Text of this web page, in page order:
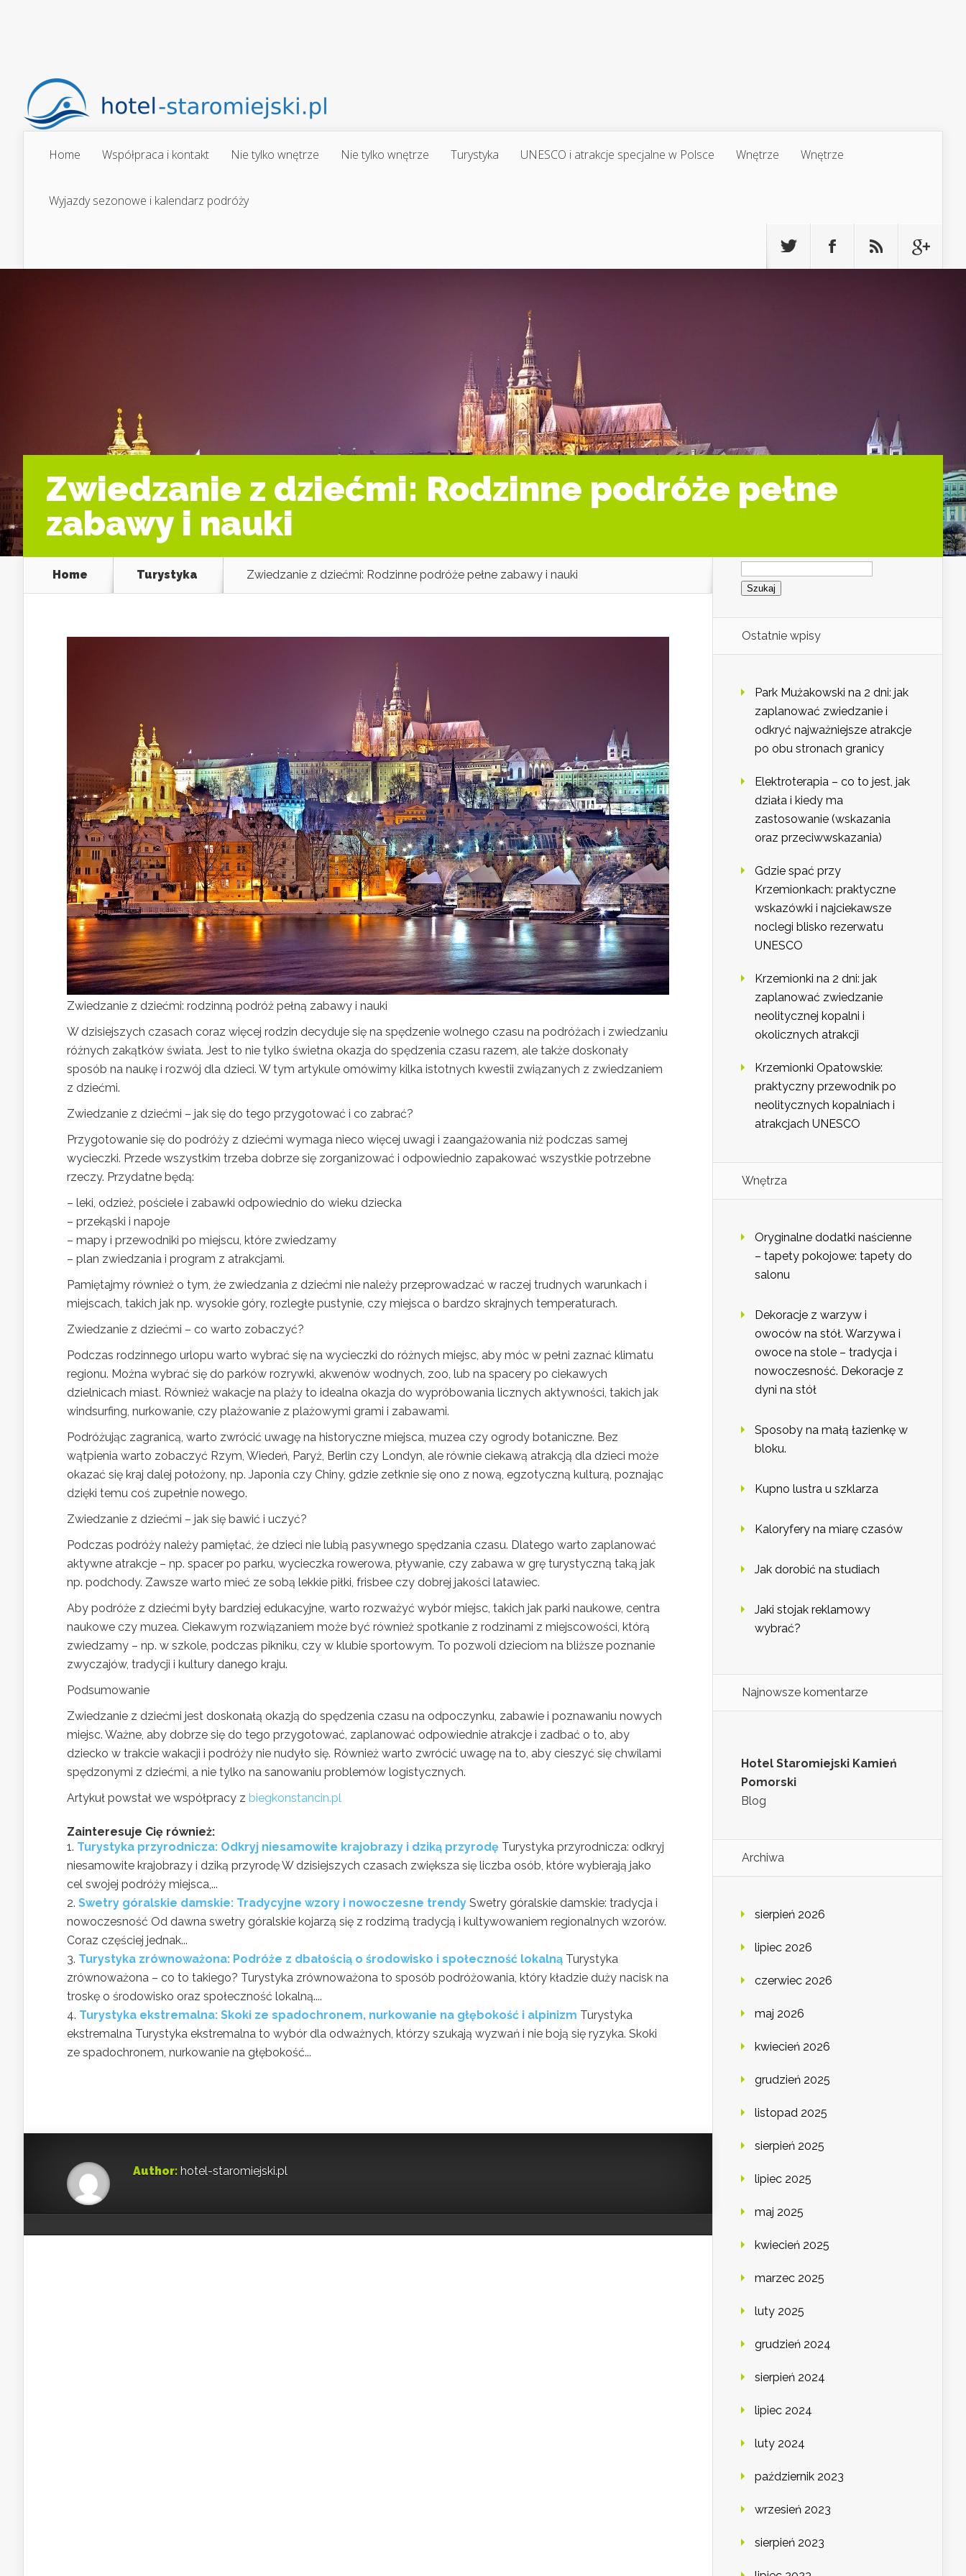
Home Współpraca i kontakt Nie tylko wnętrze Nie tylko wnętrze Turystyka UNESCO i atrakcje specjalne w Polsce Wnętrze Wnętrze
Wyjazdy sezonowe i kalendarz podróży
Zwiedzanie z dziećmi: Rodzinne podróże pełne
zabawy i nauki
Home Turystyka Zwiedzanie z dziećmi: Rodzinne podróże pełne zabawy i nauki
Zwiedzanie z dziećmi: rodzinną podróż pełną zabawy i nauki
W dzisiejszych czasach coraz więcej rodzin decyduje się na spędzenie wolnego czasu na podróżach i zwiedzaniu
różnych zakątków świata. Jest to nie tylko świetna okazja do spędzenia czasu razem, ale także doskonały
sposób na naukę i rozwój dla dzieci. W tym artykule omówimy kilka istotnych kwestii związanych z zwiedzaniem
z dziećmi.
Zwiedzanie z dziećmi – jak się do tego przygotować i co zabrać?
Przygotowanie się do podróży z dziećmi wymaga nieco więcej uwagi i zaangażowania niż podczas samej
wycieczki. Przede wszystkim trzeba dobrze się zorganizować i odpowiednio zapakować wszystkie potrzebne
rzeczy. Przydatne będą:
– leki, odzież, pościele i zabawki odpowiednio do wieku dziecka
– przekąski i napoje
– mapy i przewodniki po miejscu, które zwiedzamy
– plan zwiedzania i program z atrakcjami.
Pamiętajmy również o tym, że zwiedzania z dziećmi nie należy przeprowadzać w raczej trudnych warunkach i
miejscach, takich jak np. wysokie góry, rozległe pustynie, czy miejsca o bardzo skrajnych temperaturach.
Zwiedzanie z dziećmi – co warto zobaczyć?
Podczas rodzinnego urlopu warto wybrać się na wycieczki do różnych miejsc, aby móc w pełni zaznać klimatu
regionu. Można wybrać się do parków rozrywki, akwenów wodnych, zoo, lub na spacery po ciekawych
dzielnicach miast. Również wakacje na plaży to idealna okazja do wypróbowania licznych aktywności, takich jak
windsurfing, nurkowanie, czy plażowanie z plażowymi grami i zabawami.
Podróżując zagranicą, warto zwrócić uwagę na historyczne miejsca, muzea czy ogrody botaniczne. Bez
wątpienia warto zobaczyć Rzym, Wiedeń, Paryż, Berlin czy Londyn, ale równie ciekawą atrakcją dla dzieci może
okazać się kraj dalej położony, np. Japonia czy Chiny, gdzie zetknie się ono z nową, egzotyczną kulturą, poznając
dzięki temu coś zupełnie nowego.
Zwiedzanie z dziećmi – jak się bawić i uczyć?
Podczas podróży należy pamiętać, że dzieci nie lubią pasywnego spędzania czasu. Dlatego warto zaplanować
aktywne atrakcje – np. spacer po parku, wycieczka rowerowa, pływanie, czy zabawa w grę turystyczną taką jak
np. podchody. Zawsze warto mieć ze sobą lekkie piłki, frisbee czy dobrej jakości latawiec.
Aby podróże z dziećmi były bardziej edukacyjne, warto rozważyć wybór miejsc, takich jak parki naukowe, centra
naukowe czy muzea. Ciekawym rozwiązaniem może być również spotkanie z rodzinami z miejscowości, którą
zwiedzamy – np. w szkole, podczas pikniku, czy w klubie sportowym. To pozwoli dzieciom na bliższe poznanie
zwyczajów, tradycji i kultury danego kraju.
Podsumowanie
Zwiedzanie z dziećmi jest doskonałą okazją do spędzenia czasu na odpoczynku, zabawie i poznawaniu nowych
miejsc. Ważne, aby dobrze się do tego przygotować, zaplanować odpowiednie atrakcje i zadbać o to, aby
dziecko w trakcie wakacji i podróży nie nudyło się. Również warto zwrócić uwagę na to, aby cieszyć się chwilami
spędzonymi z dziećmi, a nie tylko na sanowaniu problemów logistycznych.
Artykuł powstał we współpracy z biegkonstancin.pl
Zainteresuje Cię również:
Turystyka przyrodnicza: Odkryj niesamowite krajobrazy i dziką przyrodę Turystyka przyrodnicza: odkryj
niesamowite krajobrazy i dziką przyrodę W dzisiejszych czasach zwiększa się liczba osób, które wybierają jako
cel swojej podróży miejsca,...
Swetry góralskie damskie: Tradycyjne wzory i nowoczesne trendy Swetry góralskie damskie: tradycja i
nowoczesność Od dawna swetry góralskie kojarzą się z rodzimą tradycją i kultywowaniem regionalnych wzorów.
Coraz częściej jednak...
Turystyka zrównoważona: Podróże z dbałością o środowisko i społeczność lokalną Turystyka
zrównoważona – co to takiego? Turystyka zrównoważona to sposób podróżowania, który kładzie duży nacisk na
troskę o środowisko oraz społeczność lokalną....
Turystyka ekstremalna: Skoki ze spadochronem, nurkowanie na głębokość i alpinizm Turystyka
ekstremalna Turystyka ekstremalna to wybór dla odważnych, którzy szukają wyzwań i nie boją się ryzyka. Skoki
ze spadochronem, nurkowanie na głębokość...
Author: hotel-staromiejski.pl
Szukaj:
Ostatnie wpisy
Park Mużakowski na 2 dni: jak
zaplanować zwiedzanie i
odkryć najważniejsze atrakcje
po obu stronach granicy
Elektroterapia – co to jest, jak
działa i kiedy ma
zastosowanie (wskazania
oraz przeciwwskazania)
Gdzie spać przy
Krzemionkach: praktyczne
wskazówki i najciekawsze
noclegi blisko rezerwatu
UNESCO
Krzemionki na 2 dni: jak
zaplanować zwiedzanie
neolitycznej kopalni i
okolicznych atrakcji
Krzemionki Opatowskie:
praktyczny przewodnik po
neolitycznych kopalniach i
atrakcjach UNESCO
Wnętrza
Oryginalne dodatki naścienne
– tapety pokojowe: tapety do
salonu
Dekoracje z warzyw i
owoców na stół. Warzywa i
owoce na stole – tradycja i
nowoczesność. Dekoracje z
dyni na stół
Sposoby na małą łazienkę w
bloku.
Kupno lustra u szklarza
Kaloryfery na miarę czasów
Jak dorobić na studiach
Jaki stojak reklamowy
wybrać?
Najnowsze komentarze
Hotel Staromiejski Kamień
Pomorski
Blog
Archiwa
sierpień 2026
lipiec 2026
czerwiec 2026
maj 2026
kwiecień 2026
grudzień 2025
listopad 2025
sierpień 2025
lipiec 2025
maj 2025
kwiecień 2025
marzec 2025
luty 2025
grudzień 2024
sierpień 2024
lipiec 2024
luty 2024
październik 2023
wrzesień 2023
sierpień 2023